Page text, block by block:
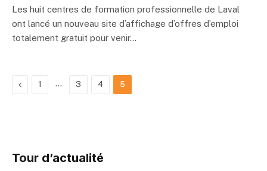
Les huit centres de formation professionnelle de Laval
ont lancé un nouveau site d’affichage d’offres d’emploi
totalement gratuit pour venir…
Previous
1 … 3 4 5
Tour d’actualité